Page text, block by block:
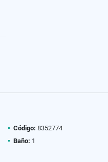
Código: 8352774
Baño: 1